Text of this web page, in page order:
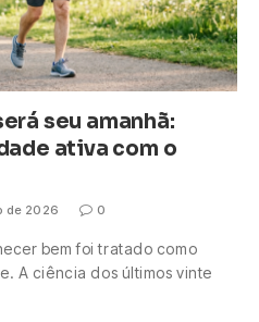
seu amanhã:
ativa com o
de 2026 0
bem foi tratado como
A ciência dos últimos vinte